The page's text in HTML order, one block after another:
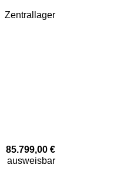
Zentrallager
85.799,00 €
ausweisbar